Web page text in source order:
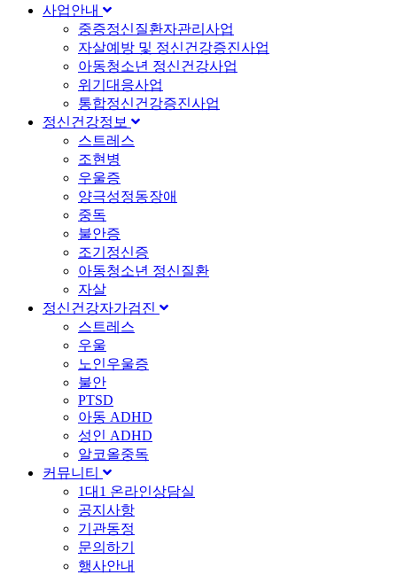
사업안내
중증정신질환자관리사업
자살예방 및 정신건강증진사업
아동청소년 정신건강사업
위기대응사업
통합정신건강증진사업
정신건강정보
스트레스
조현병
우울증
양극성정동장애
중독
불안증
조기정신증
아동청소년 정신질환
자살
정신건강자가검진
스트레스
우울
노인우울증
불안
PTSD
아동 ADHD
성인 ADHD
알코올중독
커뮤니티
1대1 온라인상담실
공지사항
기관동정
문의하기
행사안내